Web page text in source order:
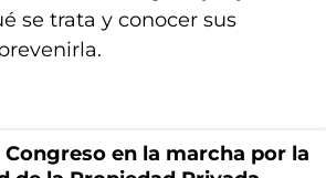
se trata y conocer sus
en la marcha por la